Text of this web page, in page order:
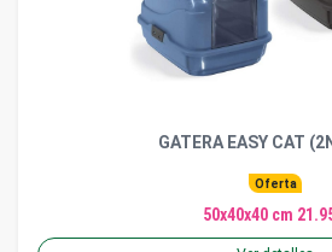
GATERA EASY CAT
Oferta
50x40x40 cm